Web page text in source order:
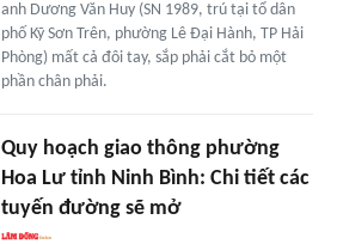
anh Dương Văn Huy (SN 1989, trú tại tổ dân
phố Kỹ Sơn Trên, phường Lê Đại Hành, TP Hải
Phòng) mất cả đôi tay, sắp phải cắt bỏ một
phần chân phải.
Quy hoạch giao thông phường
Hoa Lư tỉnh Ninh Bình: Chi tiết các
tuyến đường sẽ mở